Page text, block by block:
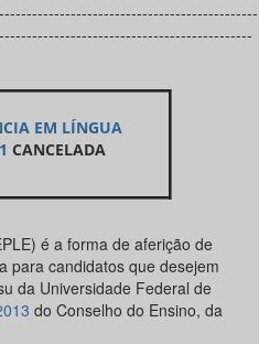
EM LÍNGUA
CANCELADA
é a forma de aferição de
para candidatos que desejem
da Universidade Federal de
do Conselho do Ensino, da